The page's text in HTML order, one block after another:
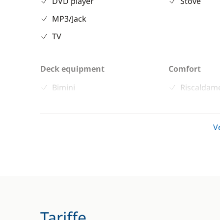
MP3/Jack
TV
Deck equipment
Bimini
Comfort